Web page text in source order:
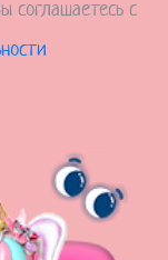
соглашаетесь с